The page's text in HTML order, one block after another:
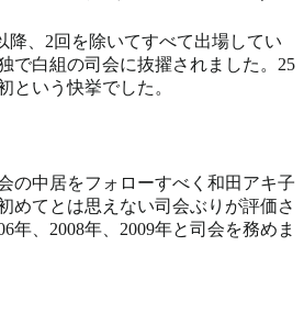
降、2回を除いてすべて出場してい
で白組の司会に抜擢されました。25
という快挙でした。
の中居をフォローすべく和田アキ子
めてとは思えない司会ぶりが評価さ
年、2008年、2009年と司会を務めま